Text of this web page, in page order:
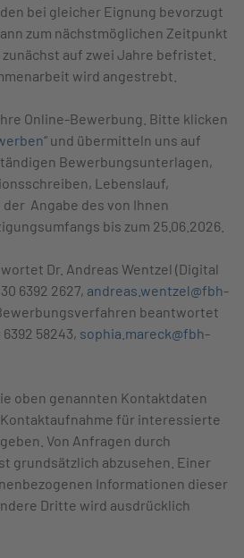
bei gleicher Eignung bevorzugt
zum nächstmöglichen Zeitpunkt
auf zwei Jahre befristet.
wird angestrebt.
Online-Bewerbung. Bitte klicken
“ und übermitteln uns auf
Bewerbungsunterlagen,
Lebenslauf,
Angabe des von Ihnen
bis zum 25.06.2026.
Dr. Andreas Wentzel (Digital
6392 2627, andreas.wentzel@fbh-
Bewerbungsverfahren beantwortet
58243, sophia.mareck@fbh-
oben genannten Kontaktdaten
für interessierte
Von Anfragen durch
grundsätzlich abzusehen. Einer
Informationen dieser
Dritte wird ausdrücklich